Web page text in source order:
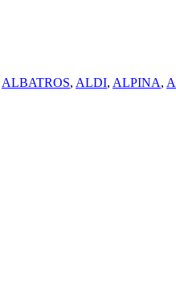
ALBATROS, ALDI, ALPINA,